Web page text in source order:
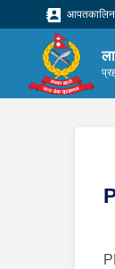
आपतकालिन